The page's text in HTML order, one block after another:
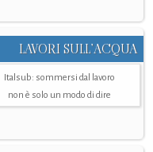
LAVORI SULL’ACQUA
Italsub: sommersi dal lavoro
non è solo un modo di dire